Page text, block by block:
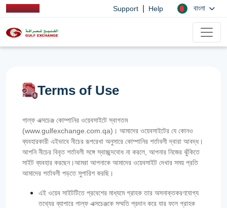
Support Help বাংলা
Terms of Use
গাল্ফ এক্সচেঞ্জ কোম্পানির ওয়েবসাইটে স্বাগতম
(www.gulfexchange.com.qa)। আমাদের ওয়েবসাইটের যে কোনও
ব্যবহারকারী এইভাবে নীচের রূপরেখা অনুসারে কোম্পানির শর্তাবলী দ্বারা আবদ্ধ।
আপনি নীচের বিবৃত শর্তাবলী সঙ্গে স্বাচ্ছন্দবোধ না করলে, আপনার নিজের ঝুঁকিতে
সাইট ব্যবহার করছেন।আমরা আপনাকে আমাদের ওয়েবসাইট দেখার সময় প্রতি
আমাদের শর্তাবলী পড়তে সুপারিশ করছি।
এই ওয়েব সাইটটিতে প্রবেশের মাধ্যমে গ্রাহক তার অসনাক্তকরণযোগ্য
তথ্যের ব্যাপারে গাল্‌ফ এক্সচেঞ্জকে সম্মতি প্রদান করে যার ফলে গ্রাহক